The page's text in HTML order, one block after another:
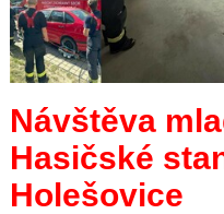
Návštěva
Hasičské
Holešovice